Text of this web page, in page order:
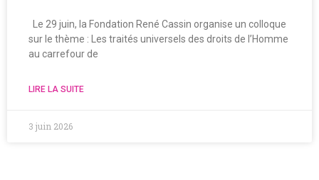
Le 29 juin, la Fondation René Cassin organise un colloque
sur le thème : Les traités universels des droits de l’Homme
au carrefour de
LIRE LA SUITE
3 juin 2026